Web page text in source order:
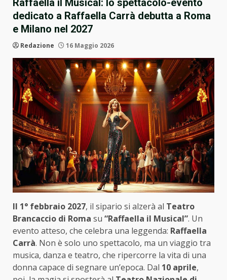
Raffaella il Musical: lo spettacolo-evento
dedicato a Raffaella Carrà debutta a Roma
e Milano nel 2027
Redazione 16 Maggio 2026
Il 1° febbraio 2027, il sipario si alzerà al Teatro
Brancaccio di Roma su “Raffaella il Musical”. Un
evento atteso, che celebra una leggenda: Raffaella
Carrà. Non è solo uno spettacolo, ma un viaggio tra
musica, danza e teatro, che ripercorre la vita di una
donna capace di segnare un’epoca. Dal 10 aprile,